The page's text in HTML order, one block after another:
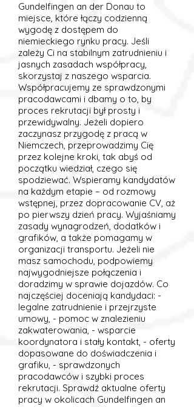
Gundelfingen an der Donau to
miejsce, które łączy codzienną
wygodę z dostępem do
niemieckiego rynku pracy. Jeśli
zależy Ci na stabilnym zatrudnieniu i
jasnych zasadach współpracy,
skorzystaj z naszego wsparcia.
Współpracujemy ze sprawdzonymi
pracodawcami i dbamy o to, by
proces rekrutacji był prosty i
przewidywalny. Jeżeli dopiero
zaczynasz przygodę z pracą w
Niemczech, przeprowadzimy Cię
przez kolejne kroki, tak abyś od
początku wiedział, czego się
spodziewać. Wspieramy kandydatów
na każdym etapie – od rozmowy
wstępnej, przez dopracowanie CV, aż
po pierwszy dzień pracy. Wyjaśniamy
zasady wynagrodzeń, dodatków i
grafików, a także pomagamy w
organizacji transportu. Jeżeli nie
masz samochodu, podpowiemy
najwygodniejsze połączenia i
doradzimy w sprawie dojazdów. Co
najczęściej doceniają kandydaci: -
legalne zatrudnienie i przejrzyste
umowy, - pomoc w znalezieniu
zakwaterowania, - wsparcie
koordynatora i stały kontakt, - oferty
dopasowane do doświadczenia i
grafiku, - sprawdzonych
pracodawców i szybki proces
rekrutacji. Sprawdź aktualne oferty
pracy w okolicach Gundelfingen an